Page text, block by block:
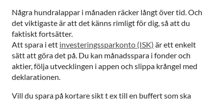
Några hundralappar i månaden räcker långt över tid. Och
det viktigaste är att det känns rimligt för dig, så att du
faktiskt fortsätter.
Att spara i ett investeringssparkonto (ISK) är ett enkelt
sätt att göra det på. Du kan månadsspara i fonder och
aktier, följa utvecklingen i appen och slippa krångel med
deklarationen.
Vill du spara på kortare sikt t ex till en buffert som ska